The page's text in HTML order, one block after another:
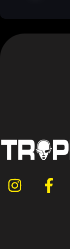
Assad. En
singles en
2017, sale el